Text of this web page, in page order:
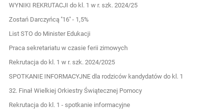
WYNIKI REKRUTACJI do kl. 1 w r. szk. 2024/25
Zostań Darczyńcą ''16'' - 1,5%
List STO do Minister Edukacji
Praca sekretariatu w czasie ferii zimowych
Rekrutacja do kl. 1 w r. szk. 2024/2025
SPOTKANIE INFORMACYJNE dla rodziców kandydatów do kl. 1
32. Finał Wielkiej Orkiestry Świątecznej Pomocy
Rekrutacja do kl. 1 - spotkanie informacyjne